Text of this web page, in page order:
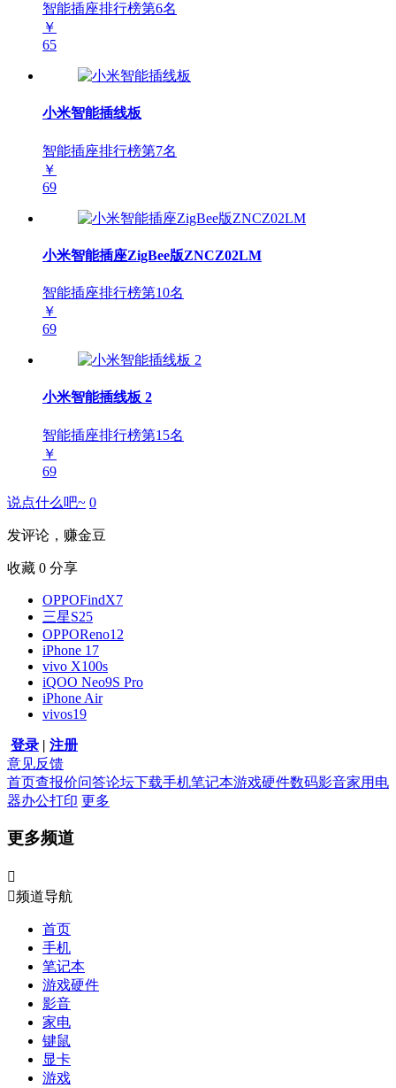
智能插座排行榜第6名
￥
65
小米智能插线板
智能插座排行榜第7名
￥
69
小米智能插座ZigBee版ZNCZ02LM
智能插座排行榜第10名
￥
69
小米智能插线板 2
智能插座排行榜第15名
￥
69
说点什么吧~ 0
发评论，赚金豆
收藏 0 分享
OPPOFindX7
三星S25
OPPOReno12
iPhone 17
vivo X100s
iQOO Neo9S Pro
iPhone Air
vivos19
登录 | 注册
意见反馈
首页查报价问答论坛下载手机笔记本游戏硬件数码影音家用电
器办公打印 更多
更多频道

频道导航
首页
手机
笔记本
游戏硬件
影音
家电
键鼠
显卡
游戏